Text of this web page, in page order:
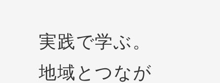
実践で学ぶ。
地域とつなが